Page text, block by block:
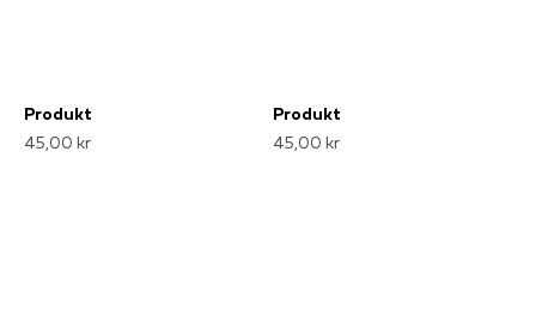
Produkt
45,00 kr
Produkt
45,00 kr